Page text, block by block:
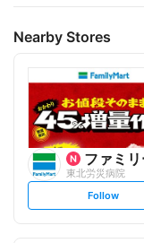
Nearby Stores
ファミリーマ
東北労災病院
s
t
Follow